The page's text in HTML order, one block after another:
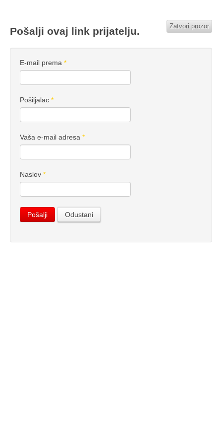
Pošalji ovaj link prijatelju. Zatvori prozor
E-mail prema *
Pošiljalac *
Vaša e-mail adresa *
Naslov *
Pošalji Odustani